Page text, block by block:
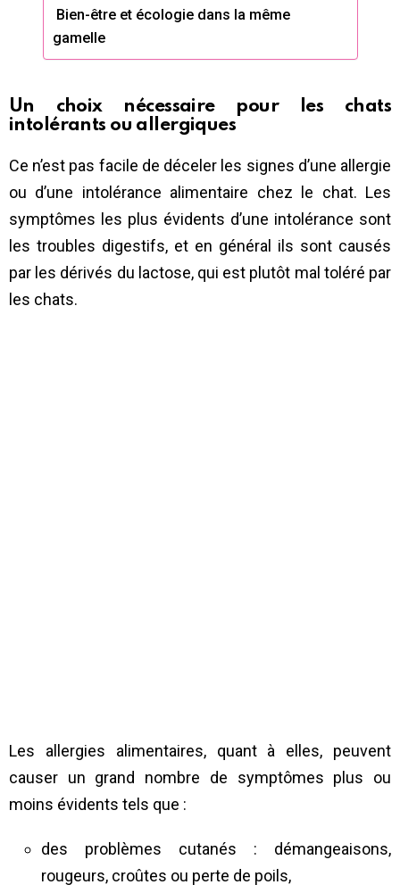
Bien-être et écologie dans la même
gamelle
Un choix nécessaire pour les chats
intolérants ou allergiques
Ce n’est pas facile de déceler les signes d’une allergie
ou d’une intolérance alimentaire chez le chat. Les
symptômes les plus évidents d’une intolérance sont
les troubles digestifs, et en général ils sont causés
par les dérivés du lactose, qui est plutôt mal toléré par
les chats.
Les allergies alimentaires, quant à elles, peuvent
causer un grand nombre de symptômes plus ou
moins évidents tels que :
des problèmes cutanés : démangeaisons,
rougeurs, croûtes ou perte de poils,